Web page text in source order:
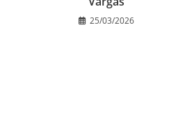
25/03/2026